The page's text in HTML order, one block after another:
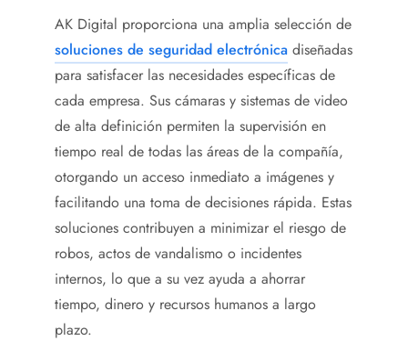
AK Digital proporciona una amplia selección de
soluciones de seguridad electrónica diseñadas
para satisfacer las necesidades específicas de
cada empresa. Sus cámaras y sistemas de video
de alta definición permiten la supervisión en
tiempo real de todas las áreas de la compañía,
otorgando un acceso inmediato a imágenes y
facilitando una toma de decisiones rápida. Estas
soluciones contribuyen a minimizar el riesgo de
robos, actos de vandalismo o incidentes
internos, lo que a su vez ayuda a ahorrar
tiempo, dinero y recursos humanos a largo
plazo.